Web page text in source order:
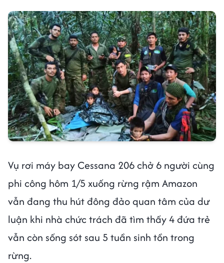
Vụ rơi máy bay Cessana 206 chở 6 người cùng
phi công hôm 1/5 xuống rừng rậm Amazon
vẫn đang thu hút đông đảo quan tâm của dư
luận khi nhà chức trách đã tìm thấy 4 đứa trẻ
vẫn còn sống sót sau 5 tuần sinh tồn trong
rừng.